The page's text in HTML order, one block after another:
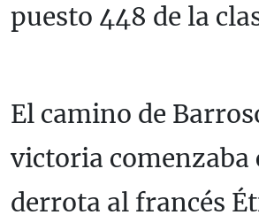
puesto 448 de la
El camino de
victoria comenzaba
derrota al francés